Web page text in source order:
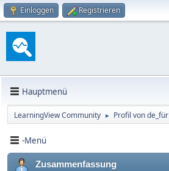
Einloggen Registrieren
Hauptmenü
LearningView Community ► Profil von de_für
-Menü
Zusammenfassung